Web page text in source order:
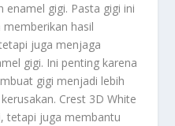
enamel gigi. Pasta gigi ini
hasil
juga menjaga
gigi. Ini penting karena
gigi menjadi lebih
Crest 3D White
tetapi juga membantu